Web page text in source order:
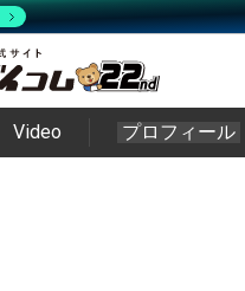
Video プロフィール